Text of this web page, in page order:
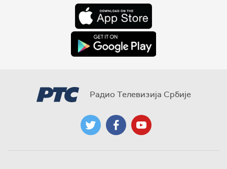
Радио Телевизија Србије